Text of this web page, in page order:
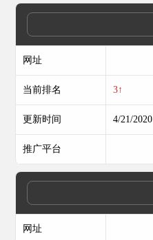
网址
当前排名 3↑
更新时间 4/21/2020
推广平台
网址